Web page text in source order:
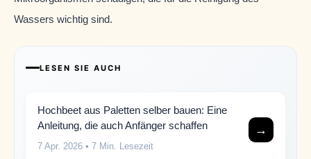
Wassers wichtig sind.
LESEN SIE AUCH
Hochbeet aus Paletten selber bauen: Eine
Anleitung, die auch Anfänger schaffen
7 Apr. 2026 • 7 Min. Lesezeit
→